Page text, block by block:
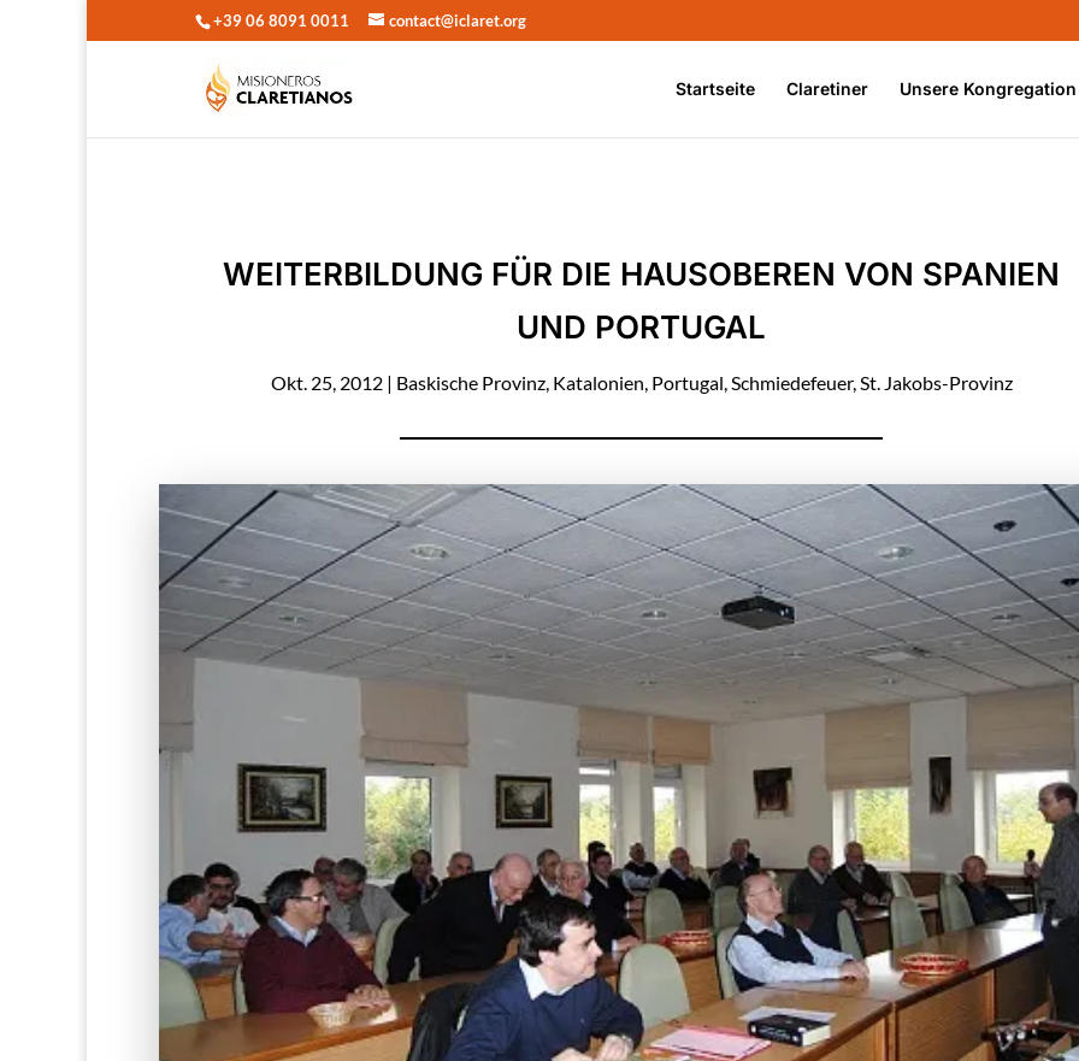
+39 06 8091 0011 contact@iclaret.org
Startseite Claretiner Unsere Kongregation
WEITERBILDUNG FÜR DIE HAUSOBEREN VON SPANIEN
UND PORTUGAL
Okt. 25, 2012| Baskische Provinz, Katalonien, Portugal,Schmiedefeuer,St. Jakobs-Provinz